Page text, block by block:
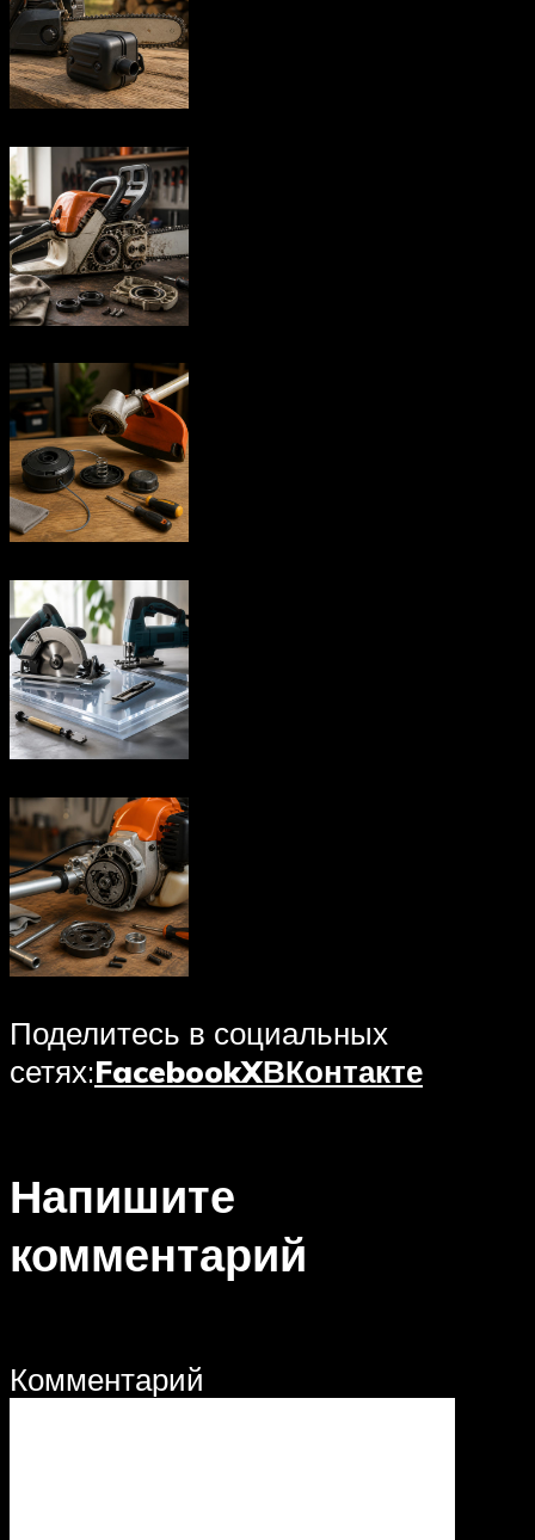
Поделитесь в социальных
сетях:FacebookXВКонтакте
Напишите
комментарий
Комментарий